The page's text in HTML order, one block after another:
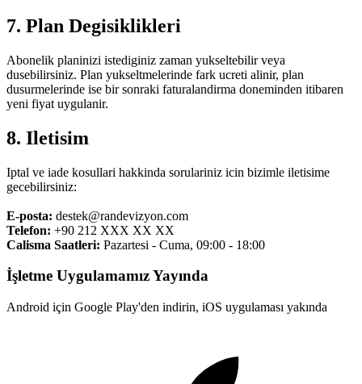
7. Plan Degisiklikleri
Abonelik planinizi istediginiz zaman yukseltebilir veya
dusebilirsiniz. Plan yukseltmelerinde fark ucreti alinir, plan
dusurmelerinde ise bir sonraki faturalandirma doneminden itibaren
yeni fiyat uygulanir.
8. Iletisim
Iptal ve iade kosullari hakkinda sorulariniz icin bizimle iletisime
gecebilirsiniz:
E-posta: destek@randevizyon.com
Telefon: +90 212 XXX XX XX
Calisma Saatleri: Pazartesi - Cuma, 09:00 - 18:00
İşletme Uygulamamız Yayında
Android için Google Play'den indirin, iOS uygulaması yakında